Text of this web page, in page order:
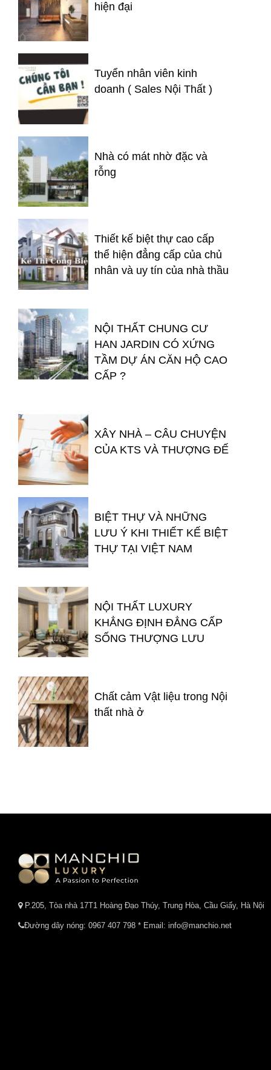
hiện đại
Tuyển nhân viên kinh
doanh ( Sales Nội Thất )
Nhà có mát nhờ đặc và
rỗng
Thiết kế biệt thự cao cấp
thể hiện đẳng cấp của chủ
nhân và uy tín của nhà thầu
NỘI THẤT CHUNG CƯ
HAN JARDIN CÓ XỨNG
TẦM DỰ ÁN CĂN HỘ CAO
CẤP ?
XÂY NHÀ – CÂU CHUYỆN
CỦA KTS VÀ THƯỢNG ĐẾ
BIỆT THỰ VÀ NHỮNG
LƯU Ý KHI THIẾT KẾ BIỆT
THỰ TẠI VIỆT NAM
NỘI THẤT LUXURY
KHẲNG ĐỊNH ĐẲNG CẤP
SỐNG THƯỢNG LƯU
Chất cảm Vật liệu trong Nội
thất nhà ở
P.205, Tòa nhà 17T1 Hoàng Đạo Thúy, Trung Hòa, Cầu Giấy, Hà Nội
Đường dây nóng: 0967 407 798 * Email: info@manchio.net